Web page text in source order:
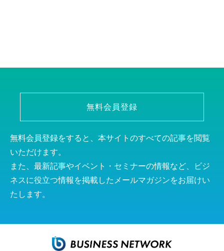
無料会員登録
無料会員登録をすると、本サイトのすべての記事を閲覧
いただけます。
また、最新記事やイベント・セミナーの情報など、ビジ
ネスに役立つ情報を掲載したメールマガジンをお届けい
たします。